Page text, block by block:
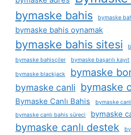
bymaske bahis bymaske
bymaske bahis oynamak
bymaske bahis sitesi
bymaske bahisçiler
bymaske başarılı kayıt
bymaske blackjack bymaske
bymaske canli bymaske
Bymaske Canlı Bahis
bymaske
bymaske canlı bahis süreci
bymaske
bymaske canlı destek